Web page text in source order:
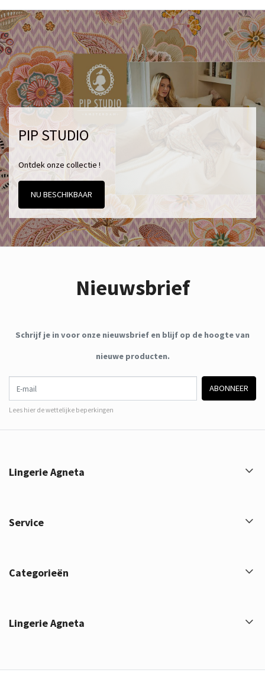
PIP STUDIO
Ontdek onze collectie !
NU BESCHIKBAAR
Nieuwsbrief
Schrijf je in voor onze nieuwsbrief en blijf op de hoogte van
nieuwe producten.
ABONNEER
Lees hier de wettelijke beperkingen
Lingerie Agneta
Service
Categorieën
Lingerie Agneta